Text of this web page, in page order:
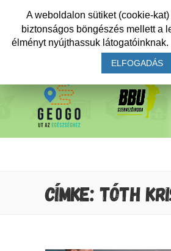
CÍMKE: TÓTH
A weboldalon sütiket (cookie-
biztonságos böngészés mellett a
élményt nyújthassuk látogatóinknak.
ELFOGADÁS